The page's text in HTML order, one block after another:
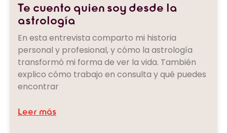
Te cuento quien soy desde la
astrología
En esta entrevista comparto mi historia
personal y profesional, y cómo la astrología
transformó mi forma de ver la vida. También
explico cómo trabajo en consulta y qué puedes
encontrar
Leer más